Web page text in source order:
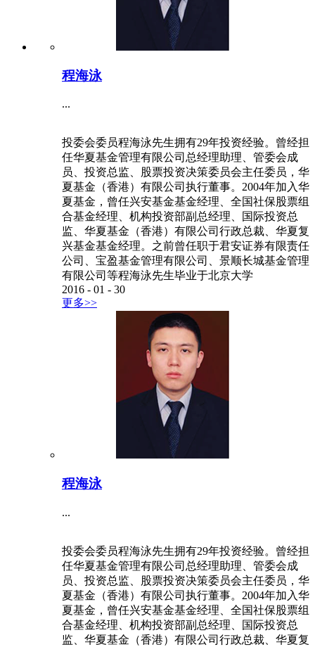
程海泳
...
投委会委员程海泳先生拥有29年投资经验。曾经担
任华夏基金管理有限公司总经理助理、管委会成
员、投资总监、股票投资决策委员会主任委员，华
夏基金（香港）有限公司执行董事。2004年加入华
夏基金，曾任兴安基金基金经理、全国社保股票组
合基金经理、机构投资部副总经理、国际投资总
监、华夏基金（香港）有限公司行政总裁、华夏复
兴基金基金经理。之前曾任职于君安证券有限责任
公司、宝盈基金管理有限公司、景顺长城基金管理
有限公司等程海泳先生毕业于北京大学
2016 - 01 - 30
更多>>
程海泳
...
投委会委员程海泳先生拥有29年投资经验。曾经担
任华夏基金管理有限公司总经理助理、管委会成
员、投资总监、股票投资决策委员会主任委员，华
夏基金（香港）有限公司执行董事。2004年加入华
夏基金，曾任兴安基金基金经理、全国社保股票组
合基金经理、机构投资部副总经理、国际投资总
监、华夏基金（香港）有限公司行政总裁、华夏复